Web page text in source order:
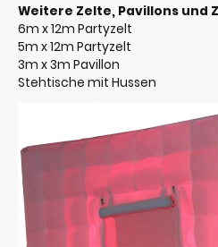
Weitere Zelte, Pavillons und
6m x 12m Partyzelt
5m x 12m Partyzelt
3m x 3m Pavillon
Stehtische mit Hussen